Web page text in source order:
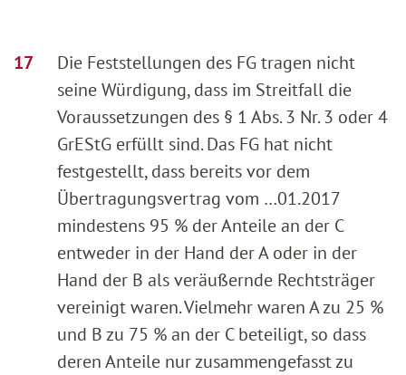
Die Feststellungen des FG tragen nicht
seine Würdigung, dass im Streitfall die
Voraussetzungen des § 1 Abs. 3 Nr. 3 oder 4
GrEStG erfüllt sind. Das FG hat nicht
festgestellt, dass bereits vor dem
Übertragungsvertrag vom …01.2017
mindestens 95 % der Anteile an der C
entweder in der Hand der A oder in der
Hand der B als veräußernde Rechtsträger
vereinigt waren. Vielmehr waren A zu 25 %
und B zu 75 % an der C beteiligt, so dass
deren Anteile nur zusammengefasst zu